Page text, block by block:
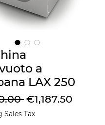
a
LAX 250
Regular
Price
€1,187.50
Sales Tax